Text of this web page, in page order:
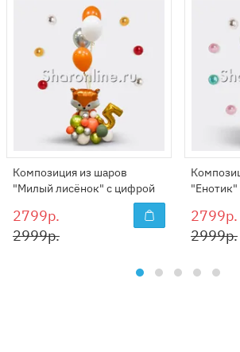
Композиция из шаров
"Милый лисёнок" с цифрой
2799р.
2999р.
2799р.
2999р.